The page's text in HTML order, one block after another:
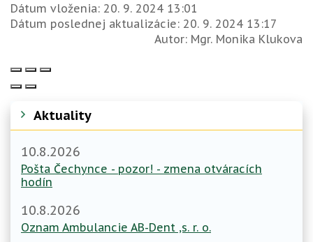
Dátum vloženia: 20. 9. 2024 13:01
Dátum poslednej aktualizácie: 20. 9. 2024 13:17
Autor: Mgr. Monika Klukova
Aktuality
10.8.2026
Pošta Čechynce - pozor! - zmena otváracích
hodín
10.8.2026
Oznam Ambulancie AB-Dent ,s. r. o.